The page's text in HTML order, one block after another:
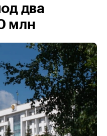
два
млн